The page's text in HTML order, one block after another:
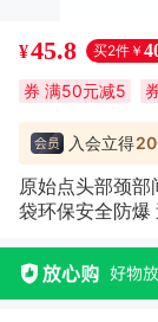
¥45.8 买2件￥
券 满50元减5
入会立得
原始点头部颈
袋环保安全防爆
?**喵
心***琪